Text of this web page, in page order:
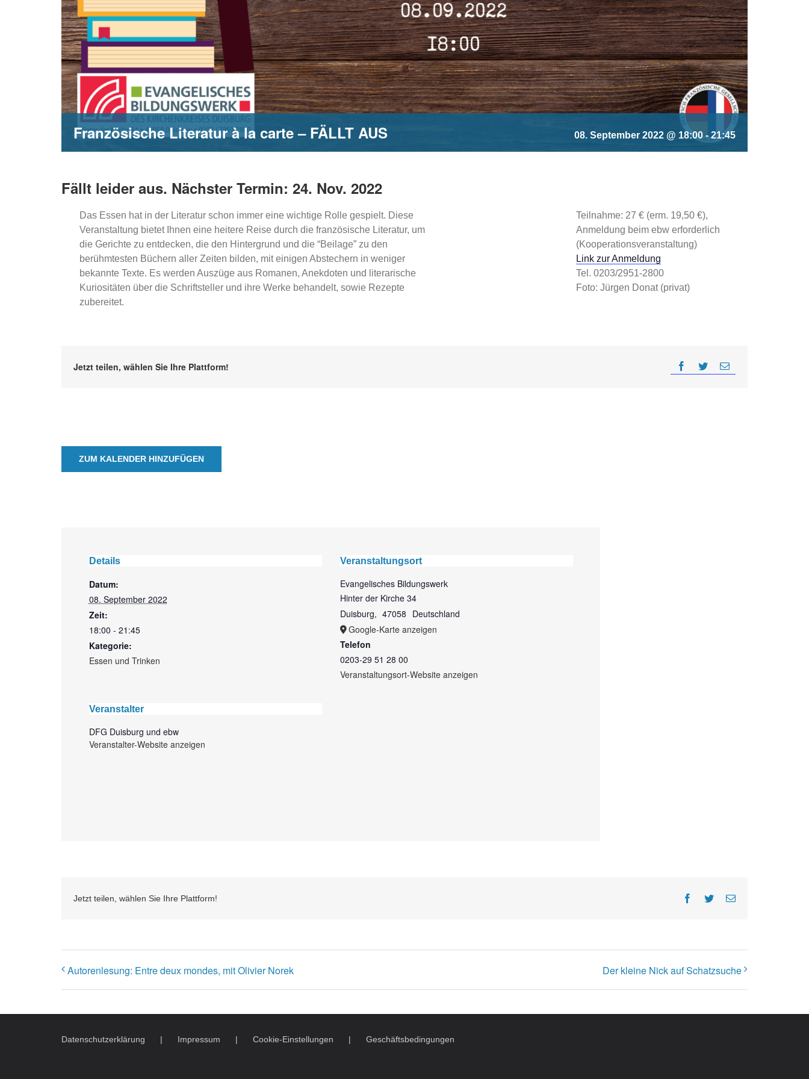
Französische Literatur à la carte – FÄLLT AUS 08. September 2022 @ 18:00-21:45
Fällt leider aus. Nächster Termin: 24. Nov. 2022
Das Essen hat in der Literatur schon immer eine wichtige Rolle gespielt. Diese
Veranstaltung bietet Ihnen eine heitere Reise durch die französische Literatur, um
die Gerichte zu entdecken, die den Hintergrund und die “Beilage” zu den
berühmtesten Büchern aller Zeiten bilden, mit einigen Abstechern in weniger
bekannte Texte. Es werden Auszüge aus Romanen, Anekdoten und literarische
Kuriositäten über die Schriftsteller und ihre Werke behandelt, sowie Rezepte
zubereitet.
Teilnahme: 27 € (erm. 19,50 €),
Anmeldung beim ebw erforderlich
(Kooperationsveranstaltung)
Link zur Anmeldung
Tel. 0203/2951-2800
Foto: Jürgen Donat (privat)
Jetzt teilen, wählen Sie Ihre Plattform!
ZUM KALENDER HINZUFÜGEN
Details
Datum:
08. September 2022
Zeit:
18:00 - 21:45
Kategorie:
Essen und Trinken
Veranstalter
DFG Duisburg und ebw
Veranstalter-Website anzeigen
Veranstaltungsort
Evangelisches Bildungswerk
Hinter der Kirche 34
Duisburg, 47058 Deutschland
Google-Karte anzeigen
Telefon
0203-29 51 28 00
Veranstaltungsort-Website anzeigen
Jetzt teilen, wählen Sie Ihre Plattform! Facebook
TwitterE-
Autorenlesung: Entre deux mondes, mit Olivier Norek Der kleine Nick auf Schatzsuche
Datenschutzerklärung Impressum Cookie-Einstellungen Geschäftsbedingungen